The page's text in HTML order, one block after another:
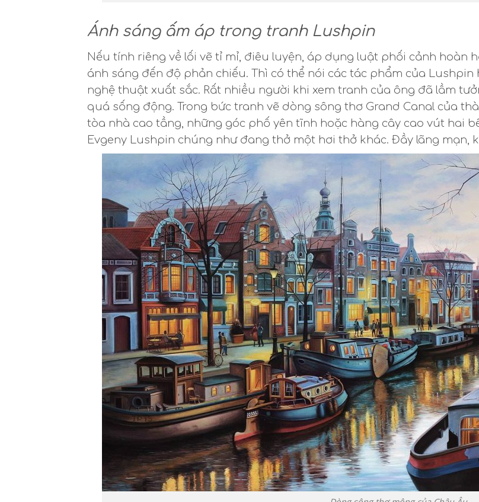
Ánh sáng ấm áp trong tranh Lushpin
Nếu tính riêng về lối vẽ tỉ mỉ, điêu luyện, áp dụng luật phối cảnh hoàn
ánh sáng đến độ phản chiếu. Thì có thể nói các tác phẩm của
nghệ thuật xuất sắc. Rất nhiều người khi xem tranh của ông đã lầm
quá sống động. Trong bức tranh vẽ dòng sông thơ Grand Canal của
tòa nhà cao tầng, những góc phố yên tĩnh hoặc hàng cây cao vút hai
Evgeny Lushpin chúng như đang thở một hơi thở khác. Đầy lãng mạn,